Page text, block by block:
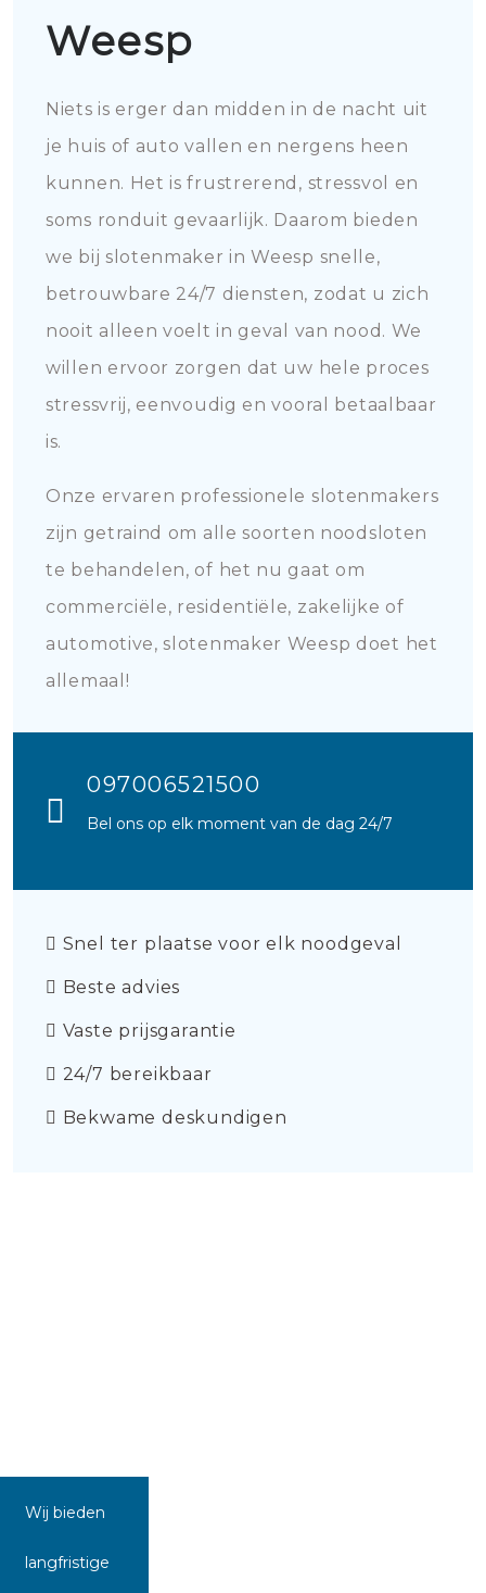
Weesp
Niets is erger dan midden in de nacht uit
je huis of auto vallen en nergens heen
kunnen. Het is frustrerend, stressvol en
soms ronduit gevaarlijk. Daarom bieden
we bij slotenmaker in Weesp snelle,
betrouwbare 24/7 diensten, zodat u zich
nooit alleen voelt in geval van nood. We
willen ervoor zorgen dat uw hele proces
stressvrij, eenvoudig en vooral betaalbaar
is.
Onze ervaren professionele slotenmakers
zijn getraind om alle soorten noodsloten
te behandelen, of het nu gaat om
commerciële, residentiële, zakelijke of
automotive, slotenmaker Weesp doet het
allemaal!
097006521500
Bel ons op elk moment van de dag 24/7
Snel ter plaatse voor elk noodgeval
Beste advies
Vaste prijsgarantie
24/7 bereikbaar
Bekwame deskundigen
Wij bieden
langfristige